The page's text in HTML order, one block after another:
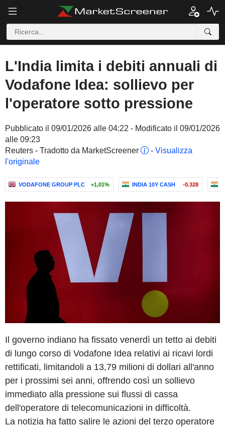
L'India limita i debiti annuali di
Vodafone Idea: sollievo per
l'operatore sotto pressione
Pubblicato il 09/01/2026 alle 04:22 - Modificato il 09/01/2026
alle 09:23
Reuters - Tradotto da MarketScreener
- Visualizza
l'originale
VODAFONE GROUP PLC +1,01% INDIA 10Y CASH -0.328
Il governo indiano ha fissato venerdì un tetto ai debiti
di lungo corso di Vodafone Idea relativi ai ricavi lordi
rettificati, limitandoli a 13,79 milioni di dollari all'anno
per i prossimi sei anni, offrendo così un sollievo
immediato alla pressione sui flussi di cassa
dell'operatore di telecomunicazioni in difficoltà.
La notizia ha fatto salire le azioni del terzo operatore